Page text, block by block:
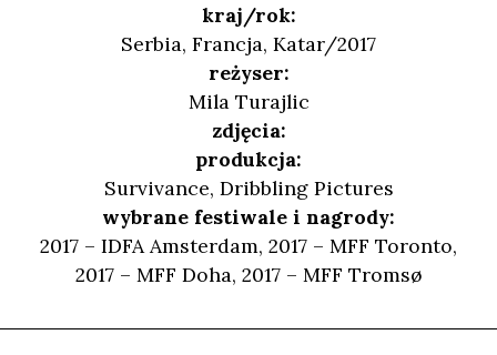
kraj/rok:
Serbia, Francja, Katar/2017
reżyser:
Mila Turajlic
zdjęcia:
produkcja:
Survivance, Dribbling Pictures
wybrane festiwale i nagrody:
2017 – IDFA Amsterdam, 2017 – MFF Toronto,
2017 – MFF Doha, 2017 – MFF Tromsø